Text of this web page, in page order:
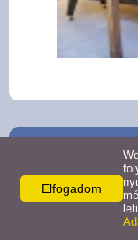
Múzeumok
Műemlékek
Vashosszúfalu
9674 Vashosszúfalu,
Elfogadom